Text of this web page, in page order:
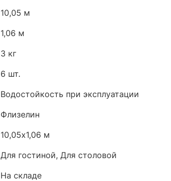
10,05 м
1,06 м
3 кг
6 шт.
Водостойкость при эксплуатации
Флизелин
10,05х1,06 м
Для гостиной, Для столовой
На складе